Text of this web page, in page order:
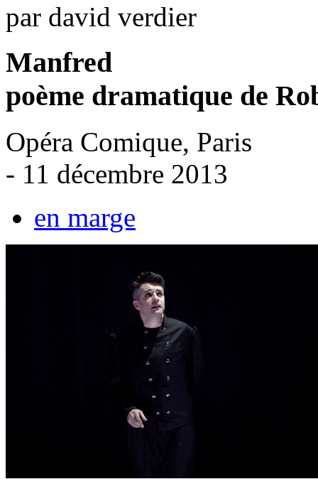
par david verdier
Manfred
poème dramatique de
Opéra Comique, Paris
- 11 décembre 2013
en marge